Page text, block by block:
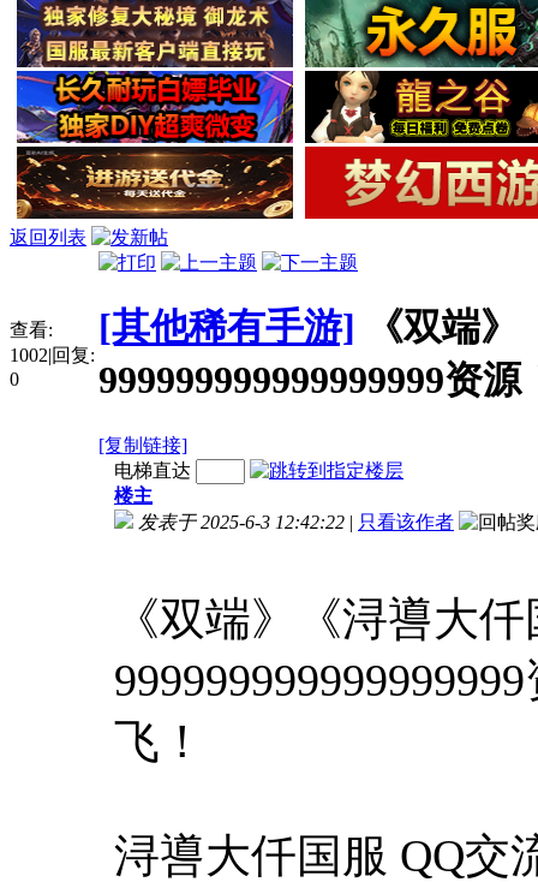
返回列表
查看:
1002|回复:
0
[其他稀有手游]
《双端
999999999999999999资
[复制链接]
电梯直达
楼主
发表于 2025-6-3 12:42:22 | 只看该作者
《双端》《浔噵大
飞！
浔噵大仟国服 QQ交